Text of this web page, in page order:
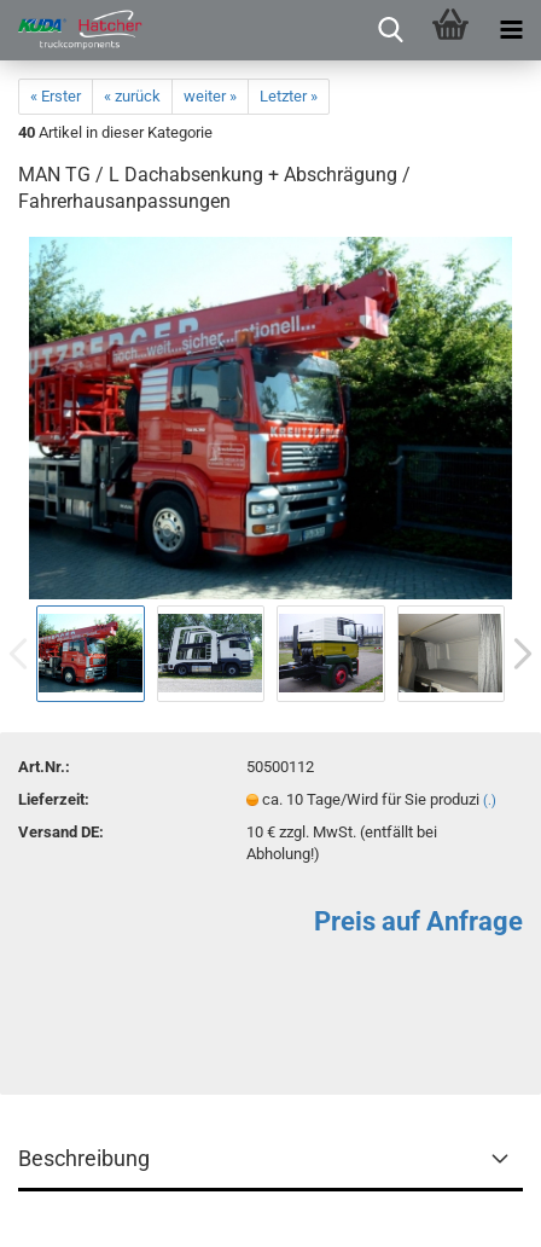
« Erster « zurück weiter »
Letzter »
40 Artikel in dieser Kategorie
MAN TG / L Dachabsenkung + Abschrägung /
Fahrerhausanpassungen
Art.Nr.:
50500112
Lieferzeit:
ca. 10 Tage/Wird für Sie produzi(.)
Versand DE:
10 € zzgl. MwSt. (entfällt bei
Abholung!)
Preis auf Anfrage
Beschreibung